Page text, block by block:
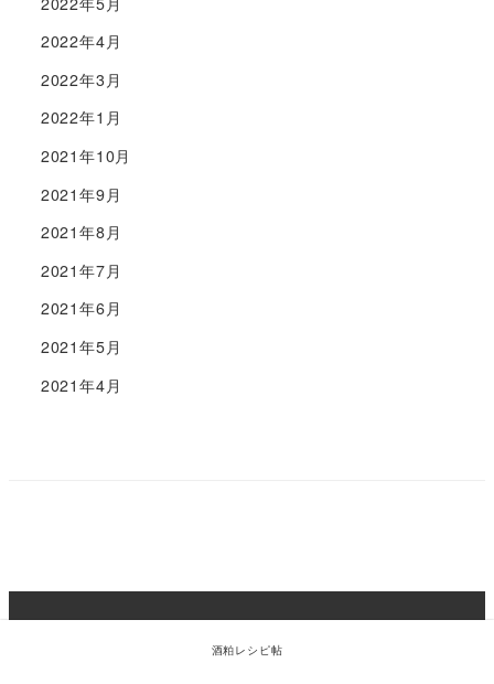
2022年4月
2022年3月
2022年1月
2021年10月
2021年9月
2021年8月
2021年7月
2021年6月
2021年5月
2021年4月
Copyright 2018 - 2022 Hacco to go ! | All Rights
Reserved | Puroduce by FARM8
酒粕レシピ帖